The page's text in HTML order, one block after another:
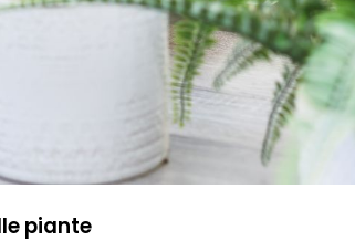
piante